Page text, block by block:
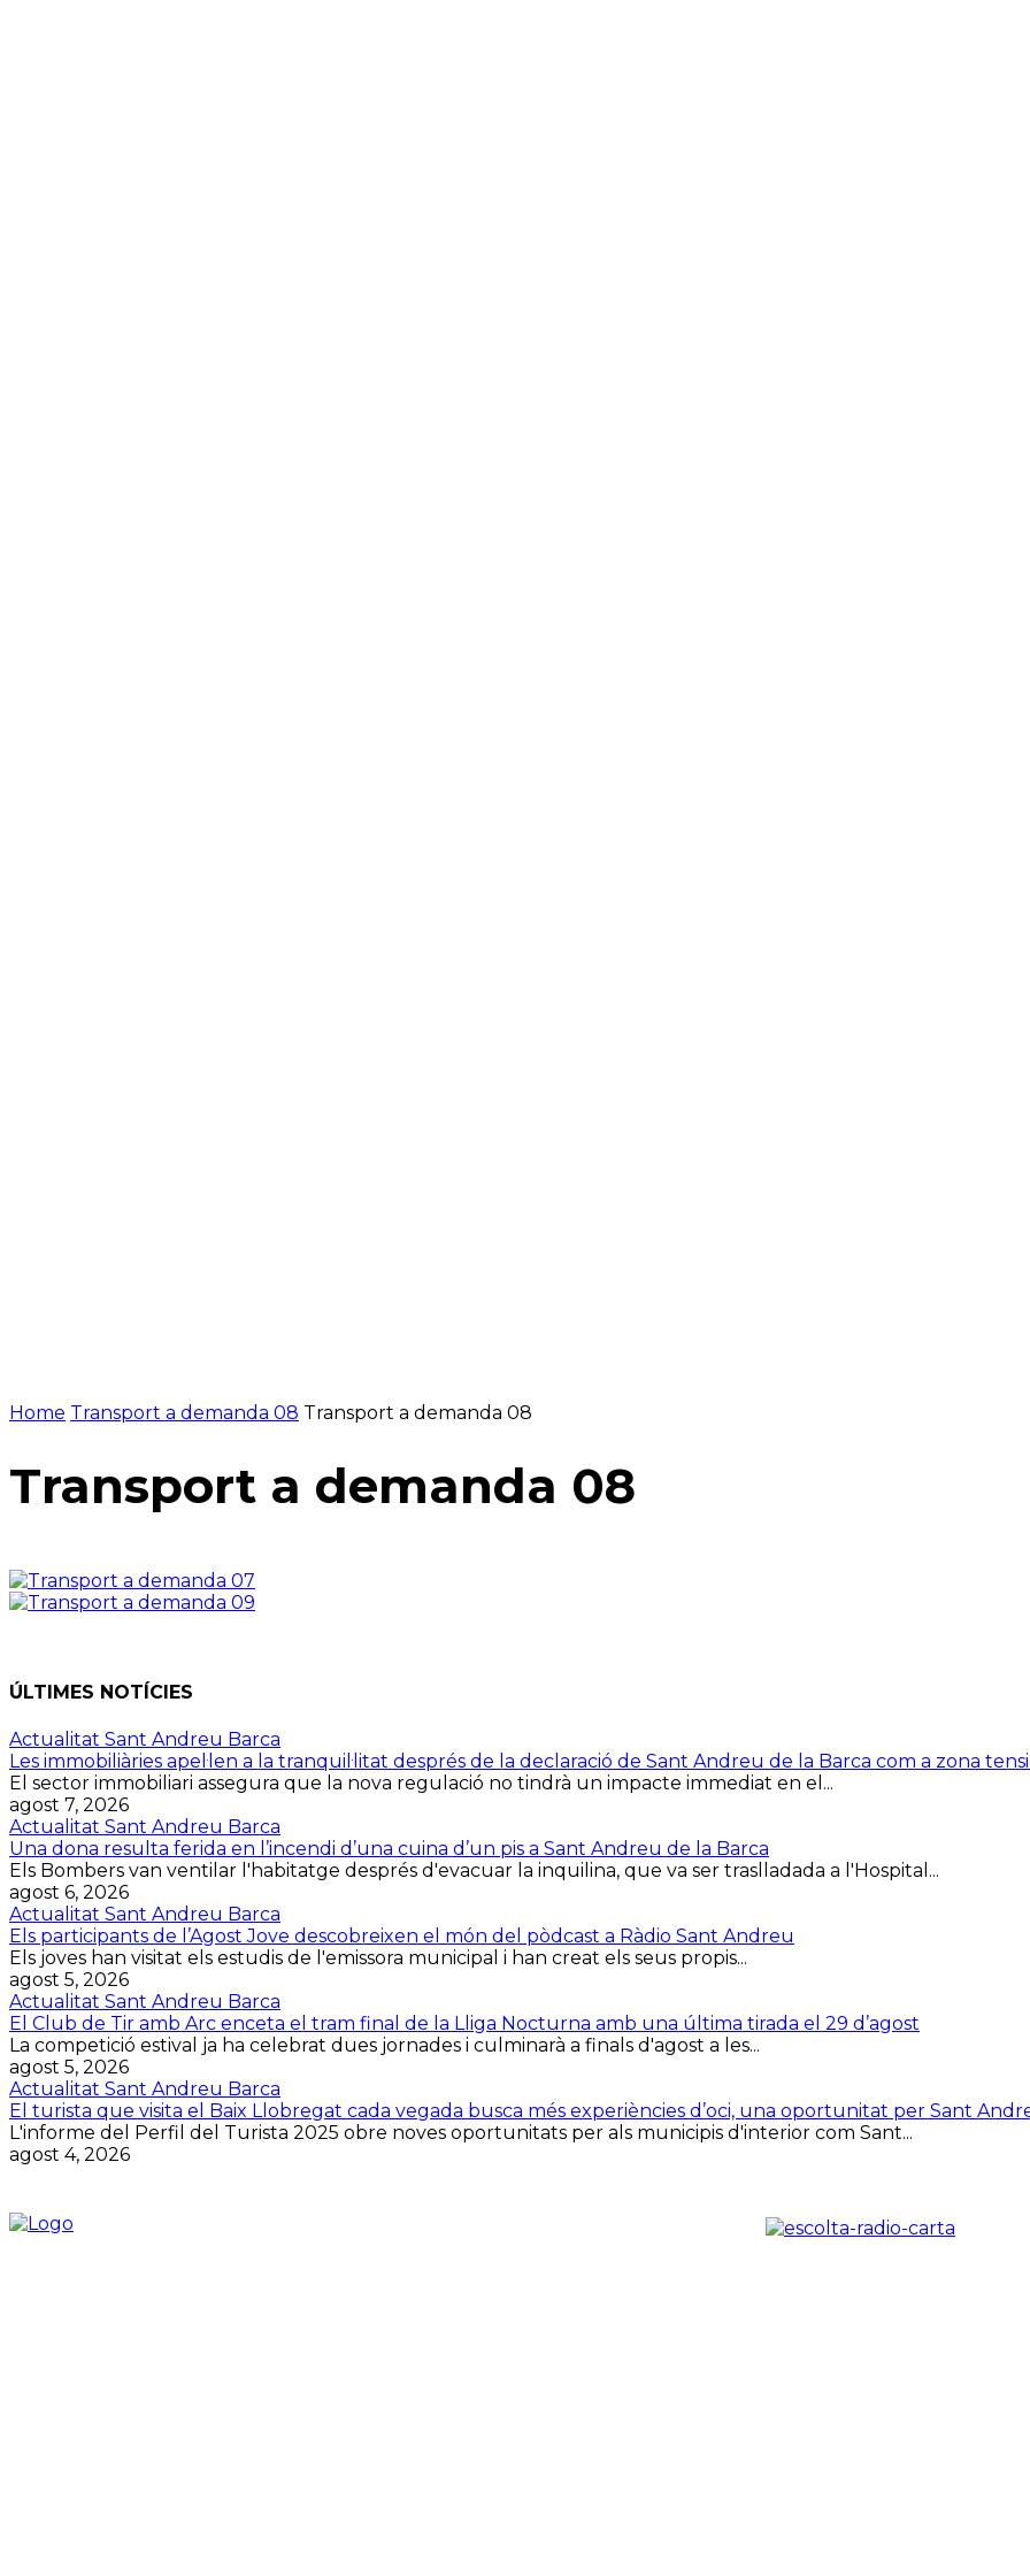
Home Transport a demanda 08 Transport a demanda 08
Transport a demanda 08
ÚLTIMES NOTÍCIES
Actualitat Sant Andreu Barca
Les immobiliàries apel·len a la tranquil·litat després de la declaració de Sant Andreu de la Barca com a zona
El sector immobiliari assegura que la nova regulació no tindrà un impacte immediat en el...
agost 7, 2026
Actualitat Sant Andreu Barca
Una dona resulta ferida en l’incendi d’una cuina d’un pis a Sant Andreu de la Barca
Els Bombers van ventilar l'habitatge després d'evacuar la inquilina, que va ser traslladada a l'Hospital...
agost 6, 2026
Actualitat Sant Andreu Barca
Els participants de l’Agost Jove descobreixen el món del pòdcast a Ràdio Sant Andreu
Els joves han visitat els estudis de l'emissora municipal i han creat els seus propis...
agost 5, 2026
Actualitat Sant Andreu Barca
El Club de Tir amb Arc enceta el tram final de la Lliga Nocturna amb una última tirada el 29 d’agost
La competició estival ja ha celebrat dues jornades i culminarà a finals d'agost a les...
agost 5, 2026
Actualitat Sant Andreu Barca
El turista que visita el Baix Llobregat cada vegada busca més experiències d’oci, una oportunitat per Sant
L'informe del Perfil del Turista 2025 obre noves oportunitats per als municipis d'interior com Sant...
agost 4, 2026